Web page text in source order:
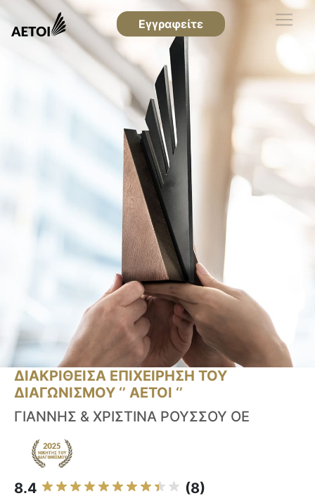
Εγγραφείτε
ΔΙΑΚΡΙΘΕΙΣΑ ΕΠΙΧΕΙΡΗΣΗ ΤΟΥ
ΔΙΑΓΩΝΙΣΜΟΥ ‘’ ΑΕΤΟΙ ‘’
ΓΙΑΝΝΗΣ & ΧΡΙΣΤΙΝΑ ΡΟΥΣΣΟΥ ΟΕ
8.4 (8)